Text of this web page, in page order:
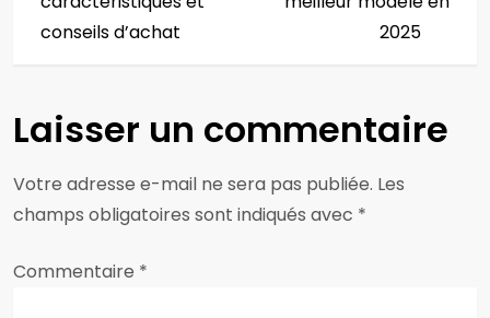
v
g
a
t
i
conseils d’achat
2025
Laisser un commentaire
Votre adresse e-mail ne sera pas publiée. Les
champs obligatoires sont indiqués avec *
Commentaire *